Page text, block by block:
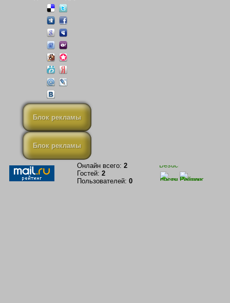
Блок рекламы
Блок рекламы
Онлайн всего: 2
Гостей: 2
Пользователей: 0